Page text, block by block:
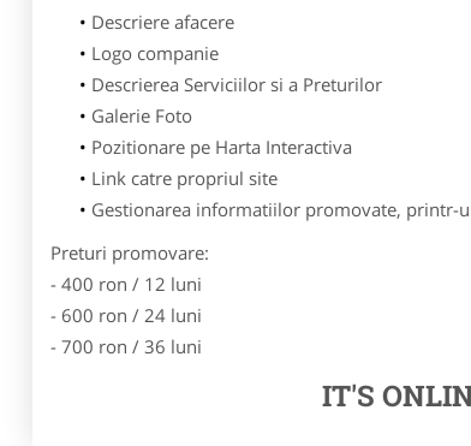
Descriere afacere
Logo companie
Descrierea Serviciilor si a Preturilor
Galerie Foto
Pozitionare pe Harta Interactiva
Link catre propriul site
Gestionarea informatiilor promovate, printr-
Preturi promovare:
- 400 ron / 12 luni
- 600 ron / 24 luni
- 700 ron / 36 luni
IT'S